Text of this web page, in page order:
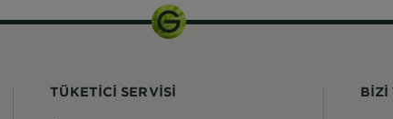
TÜKETİCİ SERVİSİ BIZI